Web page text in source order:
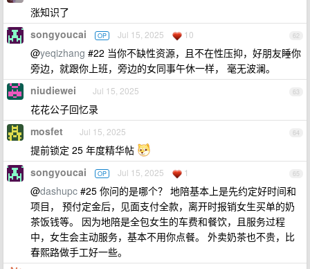
涨知识了
62
songyoucai OP Jul 15, 2025 10
@yeqizhang #22 当你不缺性资源，且不在性压抑，好朋友睡你
旁边，就跟你上班，旁边的女同事午休一样， 毫无波澜。
63
niudiewei Jul 15, 2025
花花公子回忆录
64
mosfet Jul 15, 2025
提前锁定 25 年度精华帖
65
songyoucai OP Jul 15, 2025 1
@dashupc #25 你问的是哪个？ 地陪基本上是先约定好时间和
项目， 预付定金后，见面支付全款，离开时报销女生买单的奶
茶饭钱等。 因为地陪是全包女生的车费和餐饮，且服务过程
中，女生会主动服务，基本不用你点餐。 外卖奶茶也不贵，比
春熙路做手工好一些。